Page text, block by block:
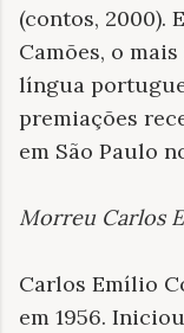
(contos, 2000).
Camões, o
língua
premiações
em São Paulo
Morreu Carlos
Carlos Emílio
em 1956.